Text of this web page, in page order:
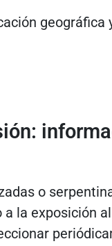
geográfica
o
la exposición